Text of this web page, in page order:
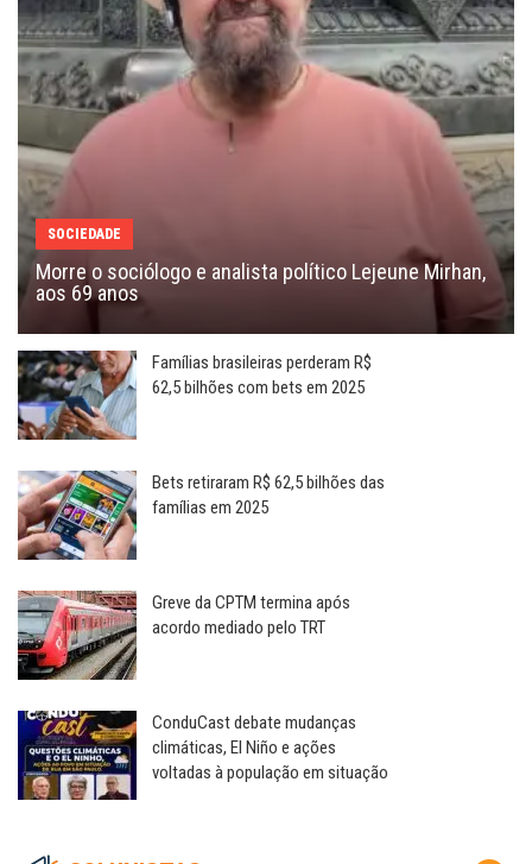
SOCIEDADE
Morre o sociólogo e analista político Lejeune Mirhan,
aos 69 anos
Famílias brasileiras perderam R$
62,5 bilhões com bets em 2025
Bets retiraram R$ 62,5 bilhões das
famílias em 2025
Greve da CPTM termina após
acordo mediado pelo TRT
ConduCast debate mudanças
climáticas, El Niño e ações
voltadas à população em situação